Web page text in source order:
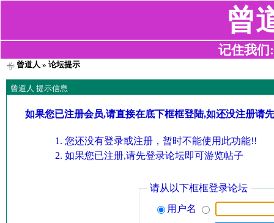
曾
记住我们
曾道人 » 论坛提示
曾道人 提示信息
如果您已注册会员,请直接在底下框框登陆,如还没注册请
您还没有登录或注册，暂时不能使用此功能!!
如果您已注册,请先登录论坛即可游览帖子
请从以下框框登录论坛
用户名